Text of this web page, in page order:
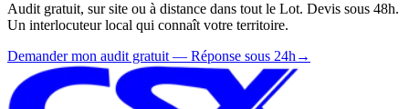
Audit gratuit, sur site ou à distance dans tout le Lot. Devis sous 48h.
Un interlocuteur local qui connaît votre territoire.
Demander mon audit gratuit — Réponse sous 24h →